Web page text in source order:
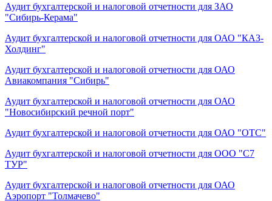
Аудит бухгалтерской и налоговой отчетности для ЗАО
"Сибирь-Керама"
Аудит бухгалтерской и налоговой отчетности для ОАО "КАЗ-
Холдинг"
Аудит бухгалтерской и налоговой отчетности для ОАО
Авиакомпания "Сибирь"
Аудит бухгалтерской и налоговой отчетности для ОАО
"Новосибирский речной порт"
Аудит бухгалтерской и налоговой отчетности для ОАО "ОТС"
Аудит бухгалтерской и налоговой отчетности для ООО "С7
ТУР"
Аудит бухгалтерской и налоговой отчетности для ОАО
Аэропорт "Толмачево"